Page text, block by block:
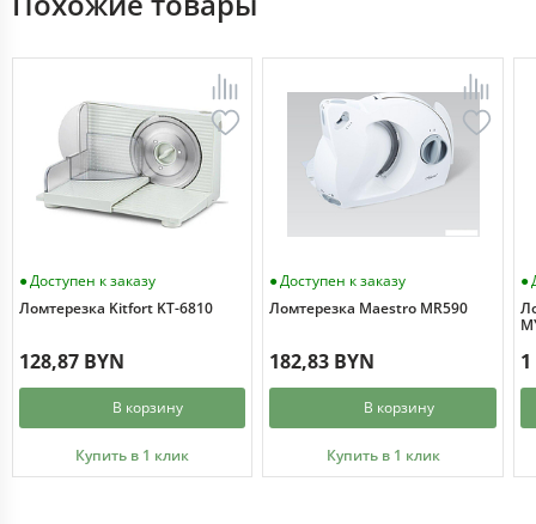
Доступен к заказу
Ломтерезка Kitfort KT-6810
128,87 BYN
В корзину
Купить в 1 клик
Доступен к заказу
Ломтерезка Maestro MR590
182,83 BYN
В корзину
Купить в 1 клик